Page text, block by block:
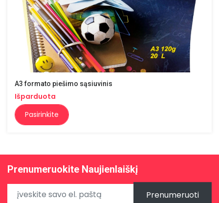
A3 formato piešimo sąsiuvinis
Išparduota
Pasirinkite
Prenumeruokite Naujienlaiškį
Prenumeruoti